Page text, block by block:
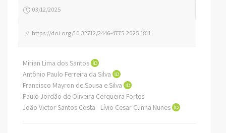
03/12/2025
https://doi.org/10.32712/2446-4775.2025.1811
Mirian Lima dos Santos
Antônio Paulo Ferreira da Silva
Francisco Mayron de Sousa e Silva
Paulo Jordão de Oliveira Cerqueira Fortes
João Victor Santos Costa
Lívio Cesar Cunha Nunes